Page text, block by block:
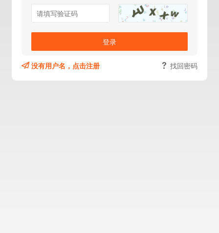
登录
没有用户名，点击注册 找回密码